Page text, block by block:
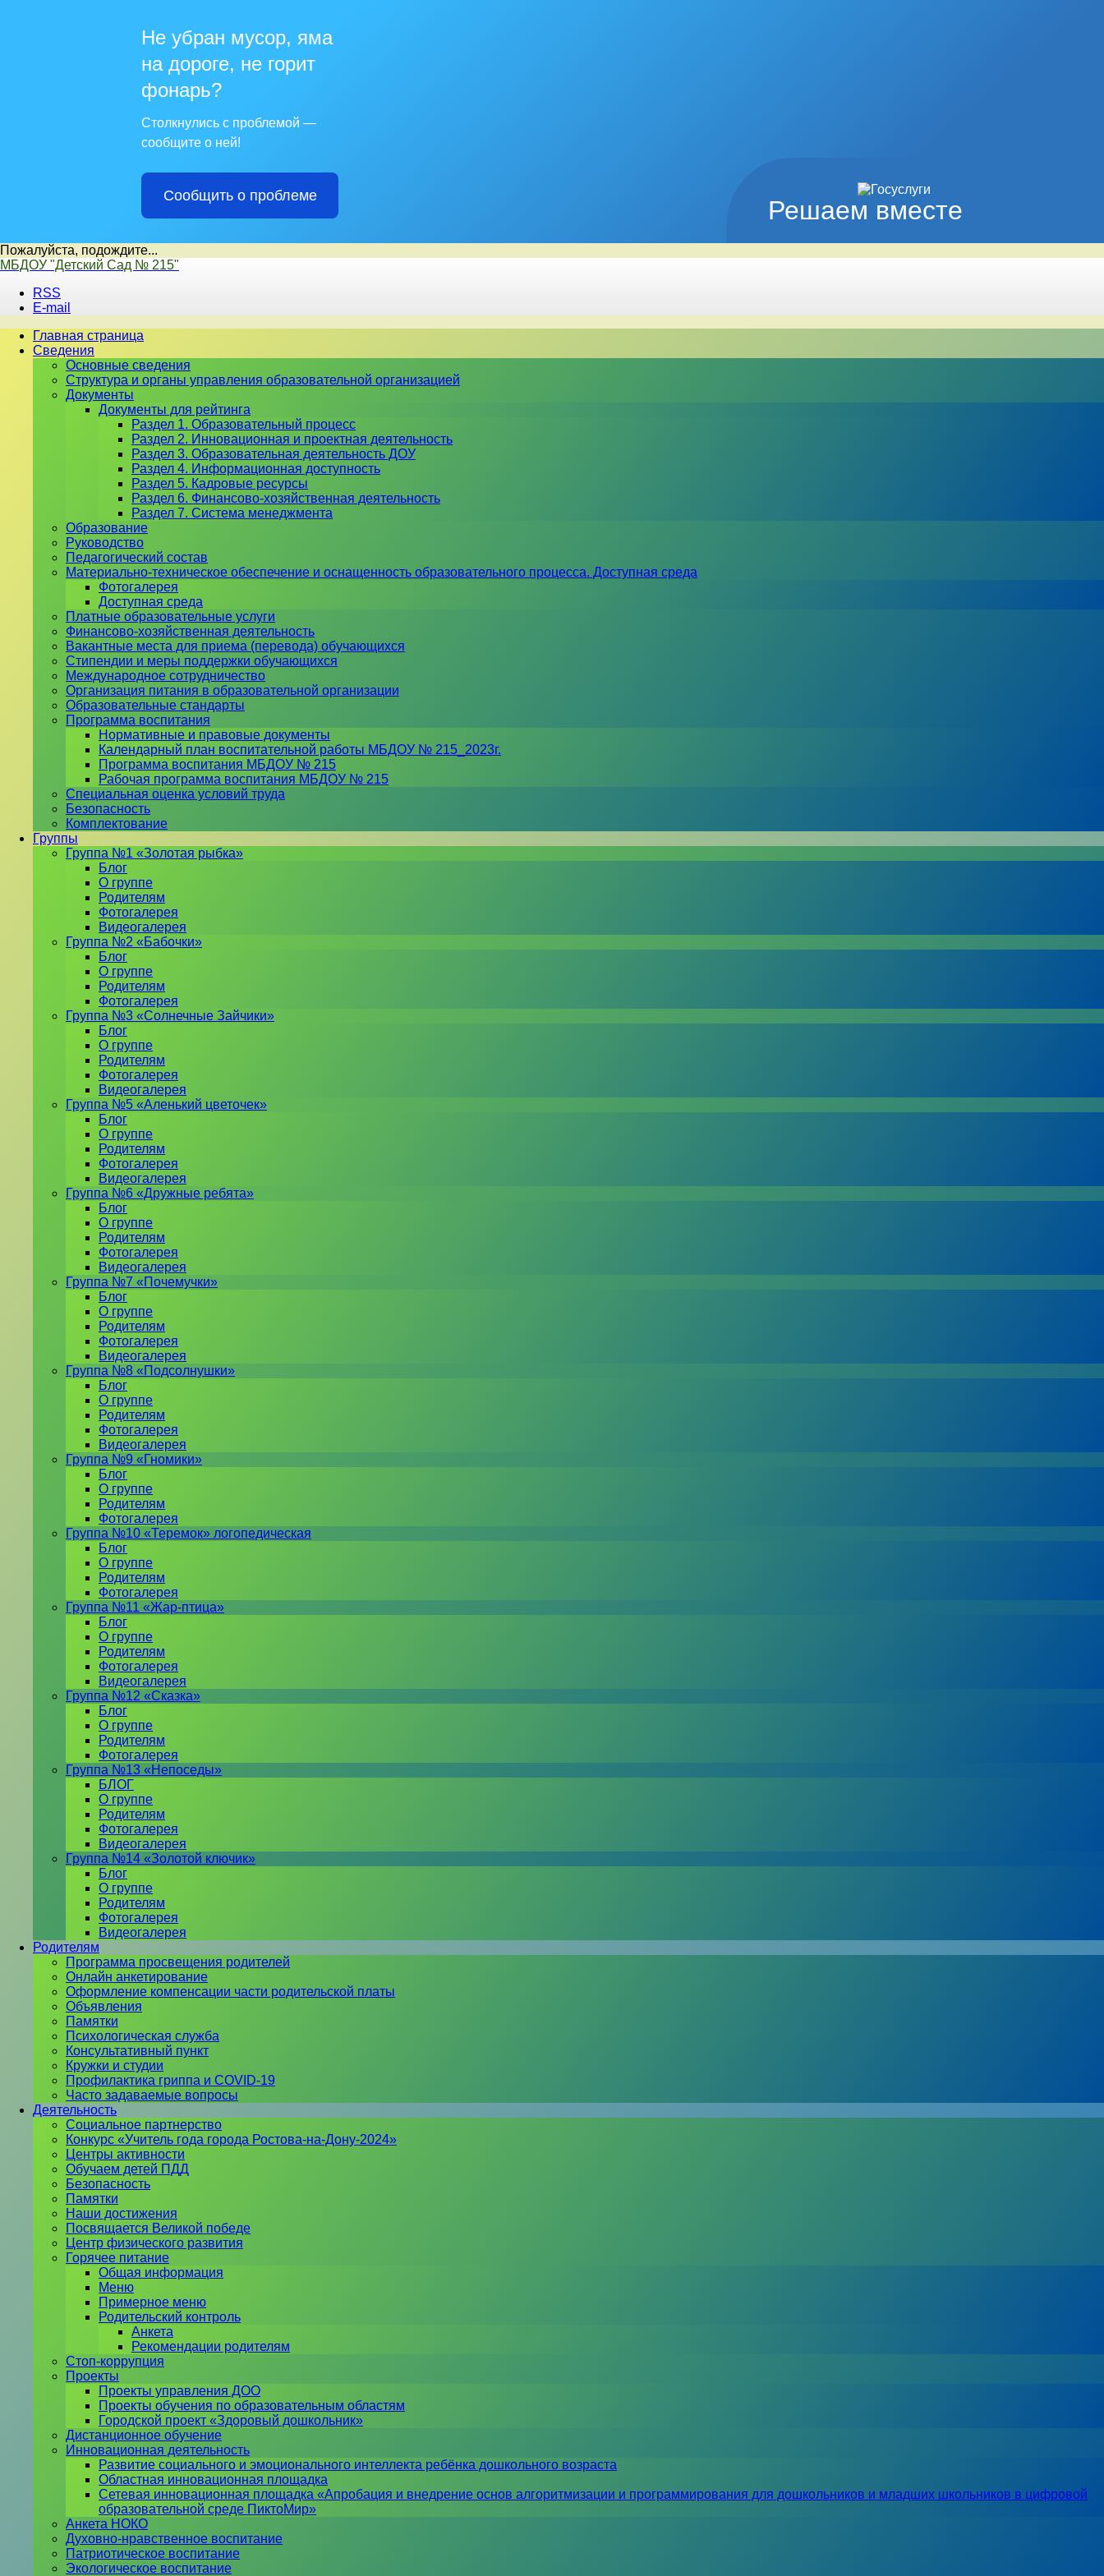
Решаем вместе
Не убран мусор, яма
на дороге, не горит
фонарь?
Столкнулись с проблемой —
сообщите о ней!
Сообщить о проблеме
Пожалуйста, подождите...
Перейти
содержимому
МБДОУ "Детский Сад № 215"
RSS
E-mail
Главная страница
Сведения
Основные сведения
Структура и органы управления образовательной организацией
Документы
Документы для рейтинга
Раздел 1. Образовательный процесс
Раздел 2. Инновационная и проектная деятельность
Раздел 3. Образовательная деятельность ДОУ
Раздел 4. Информационная доступность
Раздел 5. Кадровые ресурсы
Раздел 6. Финансово-хозяйственная деятельность
Раздел 7. Система менеджмента
Образование
Руководство
Педагогический состав
Материально-техническое обеспечение и оснащенность образовательного процесса. Доступная среда
Фотогалерея
Доступная среда
Платные образовательные услуги
Финансово-хозяйственная деятельность
Вакантные места для приема (перевода) обучающихся
Стипендии и меры поддержки обучающихся
Международное сотрудничество
Организация питания в образовательной организации
Образовательные стандарты
Программа воспитания
Нормативные и правовые документы
Календарный план воспитательной работы МБДОУ № 215_2023г.
Программа воспитания МБДОУ № 215
Рабочая программа воспитания МБДОУ № 215
Специальная оценка условий труда
Безопасность
Комплектование
Группы
Группа №1 «Золотая рыбка»
Блог
О группе
Родителям
Фотогалерея
Видеогалерея
Группа №2 «Бабочки»
Блог
О группе
Родителям
Фотогалерея
Группа №3 «Солнечные Зайчики»
Блог
О группе
Родителям
Фотогалерея
Видеогалерея
Группа №5 «Аленький цветочек»
Блог
О группе
Родителям
Фотогалерея
Видеогалерея
Группа №6 «Дружные ребята»
Блог
О группе
Родителям
Фотогалерея
Видеогалерея
Группа №7 «Почемучки»
Блог
О группе
Родителям
Фотогалерея
Видеогалерея
Группа №8 «Подсолнушки»
Блог
О группе
Родителям
Фотогалерея
Видеогалерея
Группа №9 «Гномики»
Блог
О группе
Родителям
Фотогалерея
Группа №10 «Теремок» логопедическая
Блог
О группе
Родителям
Фотогалерея
Группа №11 «Жар-птица»
Блог
О группе
Родителям
Фотогалерея
Видеогалерея
Группа №12 «Сказка»
Блог
О группе
Родителям
Фотогалерея
Группа №13 «Непоседы»
БЛОГ
О группе
Родителям
Фотогалерея
Видеогалерея
Группа №14 «Золотой ключик»
Блог
О группе
Родителям
Фотогалерея
Видеогалерея
Родителям
Программа просвещения родителей
Онлайн анкетирование
Оформление компенсации части родительской платы
Объявления
Памятки
Психологическая служба
Консультативный пункт
Кружки и студии
Профилактика гриппа и COVID-19
Часто задаваемые вопросы
Деятельность
Социальное партнерство
Конкурс «Учитель года города Ростова-на-Дону-2024»
Центры активности
Обучаем детей ПДД
Безопасность
Памятки
Наши достижения
Посвящается Великой победе
Центр физического развития
Горячее питание
Общая информация
Меню
Примерное меню
Родительский контроль
Анкета
Рекомендации родителям
Стоп-коррупция
Проекты
Проекты управления ДОО
Проекты обучения по образовательным областям
Городской проект «Здоровый дошкольник»
Дистанционное обучение
Инновационная деятельность
Развитие социального и эмоционального интеллекта ребёнка дошкольного возраста
Областная инновационная площадка
Сетевая инновационная площадка «Апробация и внедрение основ алгоритмизации и программирования для дошкольников и младших школьников в цифровой
образовательной среде ПиктоМир»
Анкета НОКО
Духовно-нравственное воспитание
Патриотическое воспитание
Экологическое воспитание